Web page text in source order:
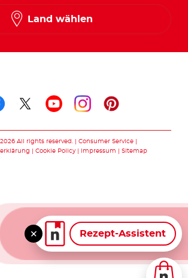
Rezept-Assistent
Land wählen
All rights reserved.
Consumer Service
Cookie Policy Impressum Sitemap